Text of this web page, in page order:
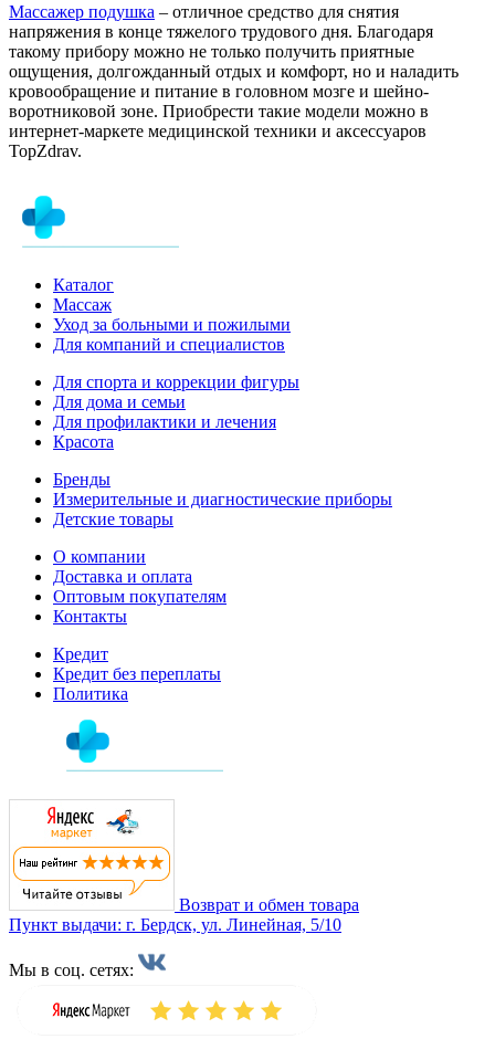
Массажер подушка – отличное средство для снятия
напряжения в конце тяжелого трудового дня. Благодаря
такому прибору можно не только получить приятные
ощущения, долгожданный отдых и комфорт, но и наладить
кровообращение и питание в головном мозге и шейно-
воротниковой зоне. Приобрести такие модели можно в
интернет-маркете медицинской техники и аксессуаров
TopZdrav.
Каталог
Массаж
Уход за больными и пожилыми
Для компаний и специалистов
Для спорта и коррекции фигуры
Для дома и семьи
Для профилактики и лечения
Красота
Бренды
Измерительные и диагностические приборы
Детские товары
О компании
Доставка и оплата
Оптовым покупателям
Контакты
Кредит
Кредит без переплаты
Политика
Возврат и обмен товара
Пункт выдачи: г. Бердск, ул. Линейная, 5/10
Мы в соц. сетях: